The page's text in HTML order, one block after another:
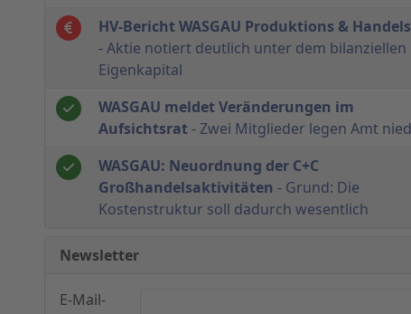
HV-Bericht WASGAU Produktions & Handels
- Aktie notiert deutlich unter dem bilanziellen
Eigenkapital
WASGAU meldet Veränderungen im
Aufsichtsrat- Zwei Mitglieder legen Amt
WASGAU: Neuordnung der C+C
Großhandelsaktivitäten - Grund: Die
Kostenstruktur soll dadurch wesentlich
Newsletter
E-Mail-